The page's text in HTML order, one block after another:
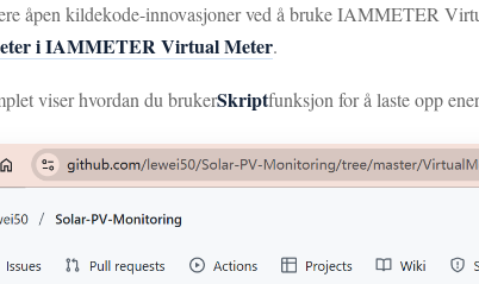
åpen kildekode-innovasjoner ved å bruke IAMMETER
i IAMMETER Virtual Meter.
viser hvordan du brukerSkriptfunksjon for å laste opp